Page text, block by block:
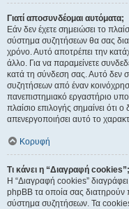
Γιατί αποσυνδέομαι αυτόματα;
Εάν δεν έχετε σημειώσει το
σύστημα συζητήσεων θα σας
χρόνο. Αυτό αποτρέπει την
άλλο. Για να παραμείνετε
κατά τη σύνδεση σας. Αυτό δεν
συζητήσεων από έναν
πανεπιστημιακό εργαστήριο
πλαίσιο επιλογής σημαίνει ότι
απενεργοποιήσει αυτό το
Κορυφή
Τι κάνει η “Διαγραφή cookies”;
Η “Διαγραφή cookies”
phpBB τα οποία σας διατηρούν
σύστημα συζητήσεων. Τα